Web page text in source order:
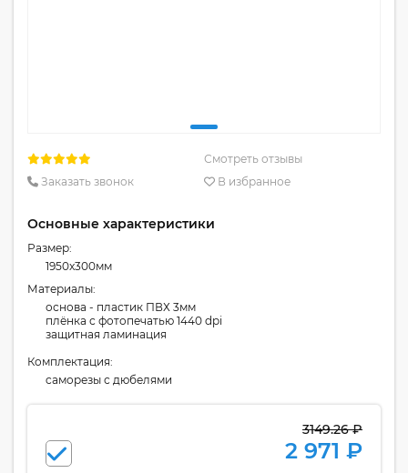
Смотреть отзывы
Заказать звонок
В избранное
Основные характеристики
Размер:
1950x300мм
Материалы:
основа - пластик ПВХ 3мм
плёнка с фотопечатью 1440 dpi
защитная ламинация
Комплектация:
cаморезы с дюбелями
3149.26 ₽
2 971 ₽